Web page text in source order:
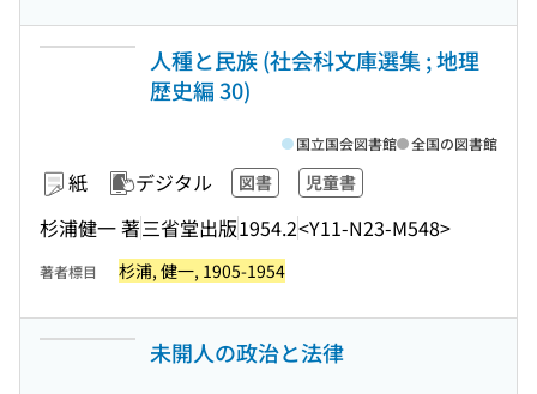
人種と民族 (社会科文庫選集 ; 地理
歴史編 30)
紙 デジタル 図書 児童書
杉浦健一 著三省堂出版1954.2<Y11-N23-M548>
国立国会図書館 全国の図書館
著者標目 杉浦, 健一, 1905-1954
未開人の政治と法律